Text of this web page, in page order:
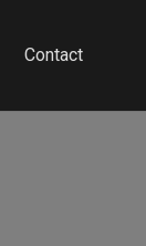
Contact